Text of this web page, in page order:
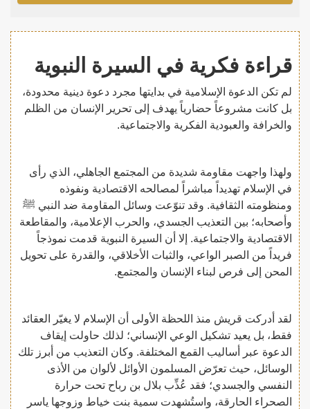
قراءة فكرية في السيرة النبوية
لم تكن الدعوة الإسلامية في بدايتها مجرد دعوة دينية محدودة،
بل كانت مشروعاً حضارياً يهدف إلى تحرير الإنسان من الظلم
والخرافة والعبودية الفكرية والاجتماعية.
ولهذا واجهت مقاومة شديدة من المجتمع الجاهلي، الذي رأى
في الإسلام تهديداً مباشراً لمصالحه الاقتصادية ونفوذه
ومنظومته الثقافية. وقد تنوّعت وسائل المقاومة ضد النبي ﷺ
وأصحابه؛ بين التعذيب الجسدي، والحرب الإعلامية، والمقاطعة
الاقتصادية والاجتماعية. إلا أن السيرة النبوية قدمت نموذجاً
فريداً من الصبر الواعي، والثبات الأخلاقي، والقدرة على تحويل
المحن إلى فرص لبناء الإنسان والمجتمع.
لقد أدركت قريش منذ اللحظة الأولى أن الإسلام لا يغيّر العقائد
فقط، بل يعيد تشكيل الوعي الإنساني؛ لذلك حاولت إيقاف
الدعوة عبر أساليب القمع المختلفة. وكان التعذيب من أبرز تلك
الوسائل، حيث تعرّض المسلمون الأوائل لألوان من الأذى
النفسي والجسدي؛ فقد عُذِّب بلال بن رباح تحت حرارة
الصحراء الحارقة، واستُشهِدت سمية بنت خياط وزوجها ياسر